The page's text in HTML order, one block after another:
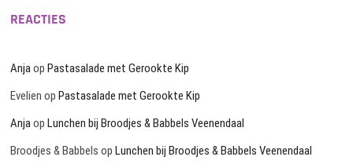
REACTIES
AnjaopPastasalade met Gerookte Kip
Evelien opPastasalade met Gerookte Kip
AnjaopLunchen bij Broodjes & Babbels Veenendaal
Broodjes & Babbels opLunchen bij Broodjes & Babbels Veenendaal